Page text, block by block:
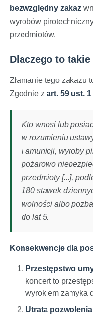
bezwzględny zakaz
wyrobów
przedmiotów.
Dlaczego to takie
Złamanie tego zakazu
Zgodnie z art. 59 ust. 1
Kto wnosi lub
w rozumieniu
i amunicji, wyroby
pożarowo
przedmioty [...],
180 stawek
wolności albo
do lat 5.
Konsekwencje dla
Przestępstwo
koncert to
wyrokiem zamyka
Utrata